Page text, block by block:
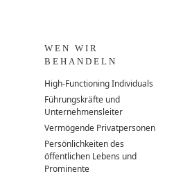
WEN WIR
BEHANDELN
High-Functioning Individuals
Führungskräfte und
Unternehmensleiter
Vermögende Privatpersonen
Persönlichkeiten des
öffentlichen Lebens und
Prominente